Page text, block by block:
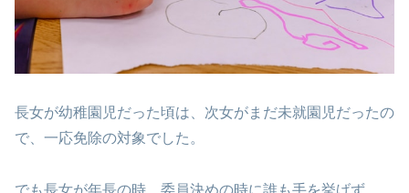
長女が幼稚園児だった頃は、次女がまだ未就園児だったの
で、一応免除の対象でした。
でも長女が年長の時、委員決めの時に誰も手を挙げず、